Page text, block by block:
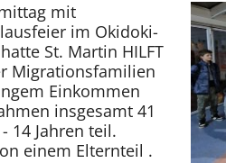
mit
im Okidoki-
St. Martin HILFT
Migrationsfamilien
Einkommen
insgesamt 41
14 Jahren teil.
einem Elternteil .